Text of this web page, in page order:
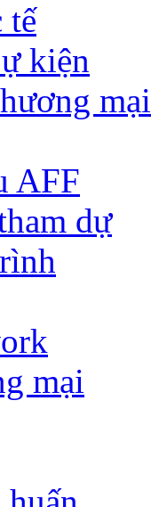
tế
kiện
AFF
dự
mại